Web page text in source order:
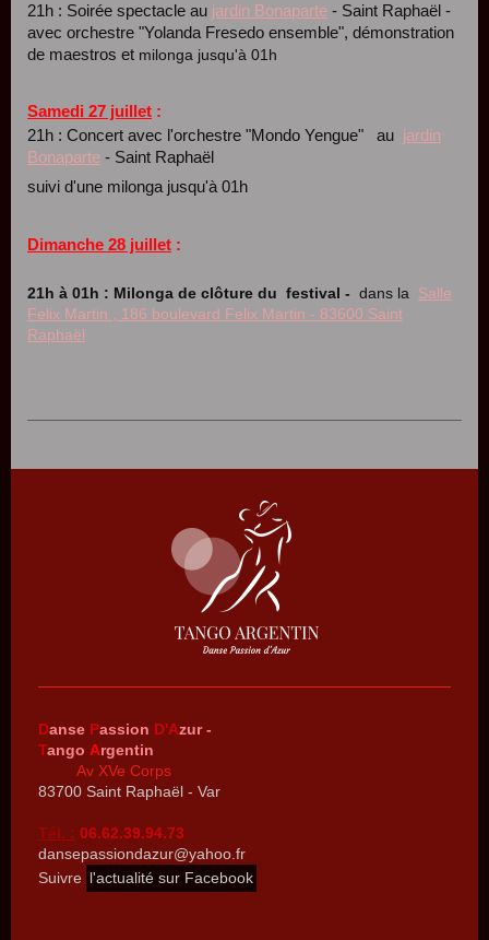
21h : Soirée spectacle au jardin Bonaparte - Saint Raphaël -
avec orchestre "Yolanda Fresedo ensemble", démonstration
de maestros et milonga jusqu'à 01h
Samedi 27 juillet :
21h : Concert avec l'orchestre "Mondo Yengue" au jardin
Bonaparte - Saint Raphaël
suivi d'une milonga jusqu'à 01h
Dimanche 28 juillet :
21h à 01h : Milonga de clôture du festival - dans la Salle
Felix Martin , 186 boulevard Felix Martin - 83600 Saint
Raphaël
Danse Passion D'Azur -
Tango Argentin
Av XVe Corps
83700 Saint Raphaël - Var
Tél. : 06.62.39.94.73
dansepassiondazur@yahoo.fr
Suivre l'actualité sur Facebook